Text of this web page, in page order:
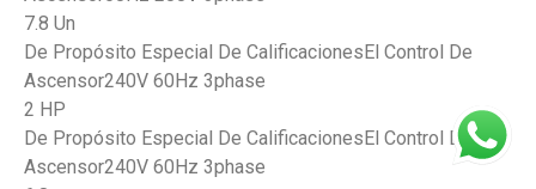
7.8 Un
De Propósito Especial De CalificacionesEl Control De
Ascensor240V 60Hz 3phase
2 HP
De Propósito Especial De CalificacionesEl Control De
Ascensor240V 60Hz 3phase